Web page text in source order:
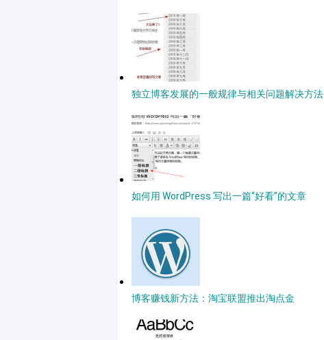
独立博客发展的一般规律与相关问题解决方法
如何用 WordPress 写出一篇“好看”的文章
博客赚钱新方法：淘宝联盟推出淘点金